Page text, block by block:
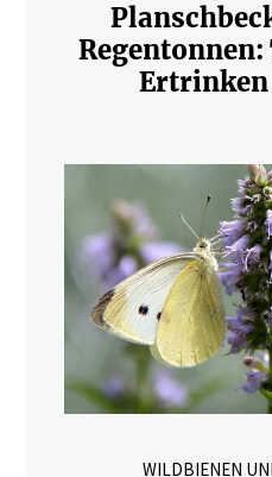
Ertrinken
WILDBIENEN